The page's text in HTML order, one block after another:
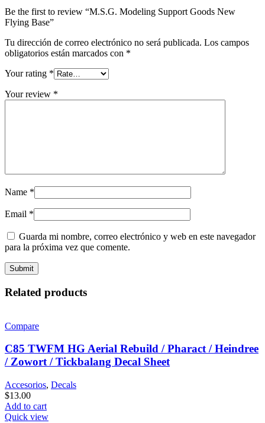
Be the first to review “M.S.G. Modeling Support Goods New
Flying Base”
Tu dirección de correo electrónico no será publicada. Los campos
obligatorios están marcados con *
Your rating *
Your review *
Name *
Email *
Guarda mi nombre, correo electrónico y web en este navegador
para la próxima vez que comente.
Related products
Compare
C85 TWFM HG Aerial Rebuild / Pharact / Heindree
/ Zowort / Tickbalang Decal Sheet
Accesorios, Decals
$13.00
Add to cart
Quick view